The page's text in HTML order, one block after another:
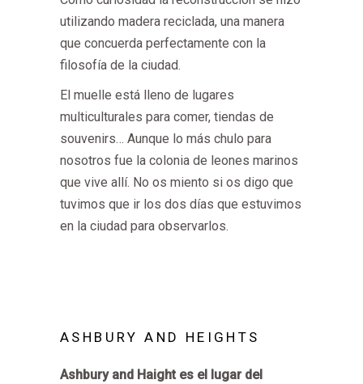
utilizando madera reciclada, una manera
que concuerda perfectamente con la
filosofía de la ciudad.
El muelle está lleno de lugares
multiculturales para comer, tiendas de
souvenirs… Aunque lo más chulo para
nosotros fue la colonia de leones marinos
que vive allí. No os miento si os digo que
tuvimos que ir los dos días que estuvimos
en la ciudad para observarlos.
ASHBURY AND HEIGHTS
Ashbury and Haight es el lugar del